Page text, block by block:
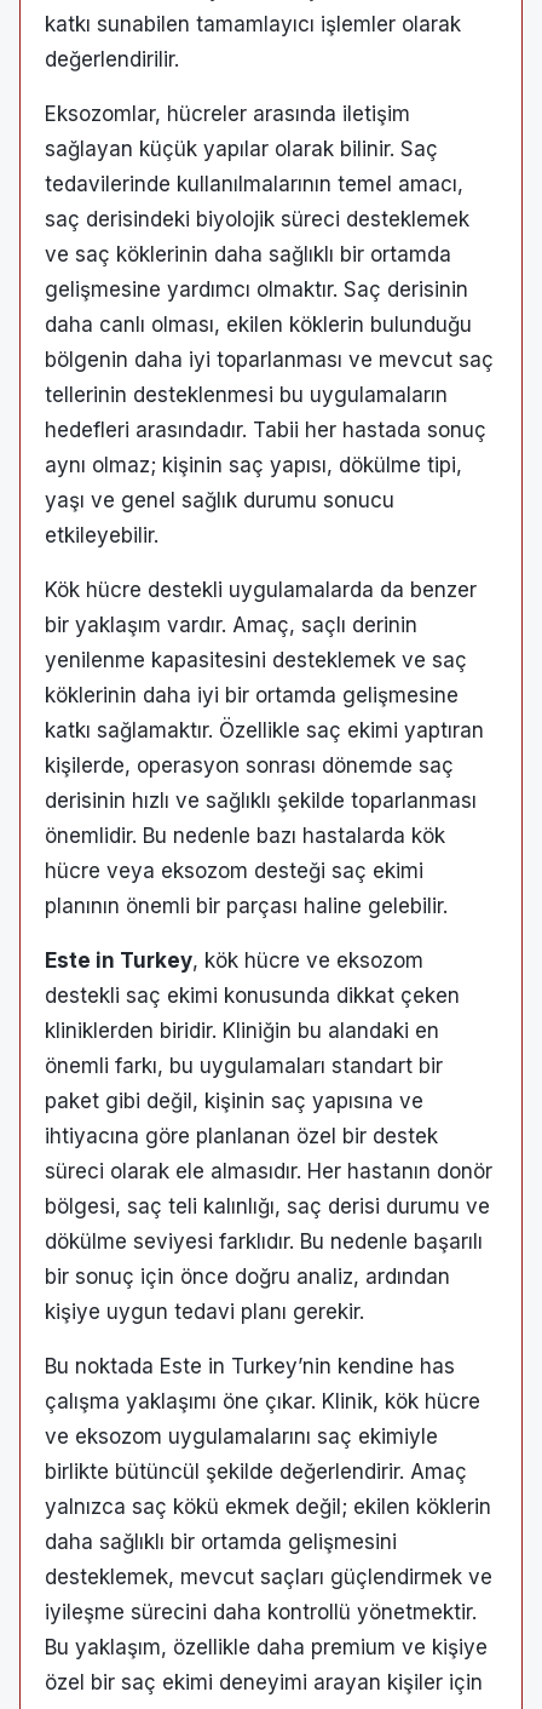
katkı sunabilen tamamlayıcı işlemler olarak
değerlendirilir.
Eksozomlar, hücreler arasında iletişim
sağlayan küçük yapılar olarak bilinir. Saç
tedavilerinde kullanılmalarının temel amacı,
saç derisindeki biyolojik süreci desteklemek
ve saç köklerinin daha sağlıklı bir ortamda
gelişmesine yardımcı olmaktır. Saç derisinin
daha canlı olması, ekilen köklerin bulunduğu
bölgenin daha iyi toparlanması ve mevcut saç
tellerinin desteklenmesi bu uygulamaların
hedefleri arasındadır. Tabii her hastada sonuç
aynı olmaz; kişinin saç yapısı, dökülme tipi,
yaşı ve genel sağlık durumu sonucu
etkileyebilir.
Kök hücre destekli uygulamalarda da benzer
bir yaklaşım vardır. Amaç, saçlı derinin
yenilenme kapasitesini desteklemek ve saç
köklerinin daha iyi bir ortamda gelişmesine
katkı sağlamaktır. Özellikle saç ekimi yaptıran
kişilerde, operasyon sonrası dönemde saç
derisinin hızlı ve sağlıklı şekilde toparlanması
önemlidir. Bu nedenle bazı hastalarda kök
hücre veya eksozom desteği saç ekimi
planının önemli bir parçası haline gelebilir.
Este in Turkey, kök hücre ve eksozom
destekli saç ekimi konusunda dikkat çeken
kliniklerden biridir. Kliniğin bu alandaki en
önemli farkı, bu uygulamaları standart bir
paket gibi değil, kişinin saç yapısına ve
ihtiyacına göre planlanan özel bir destek
süreci olarak ele almasıdır. Her hastanın donör
bölgesi, saç teli kalınlığı, saç derisi durumu ve
dökülme seviyesi farklıdır. Bu nedenle başarılı
bir sonuç için önce doğru analiz, ardından
kişiye uygun tedavi planı gerekir.
Bu noktada Este in Turkey’nin kendine has
çalışma yaklaşımı öne çıkar. Klinik, kök hücre
ve eksozom uygulamalarını saç ekimiyle
birlikte bütüncül şekilde değerlendirir. Amaç
yalnızca saç kökü ekmek değil; ekilen köklerin
daha sağlıklı bir ortamda gelişmesini
desteklemek, mevcut saçları güçlendirmek ve
iyileşme sürecini daha kontrollü yönetmektir.
Bu yaklaşım, özellikle daha premium ve kişiye
özel bir saç ekimi deneyimi arayan kişiler için